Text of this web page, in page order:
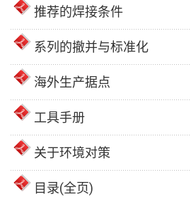
推荐的焊接条件
系列的撤并与标准化
海外生产据点
工具手册
关于环境对策
目录(全页)